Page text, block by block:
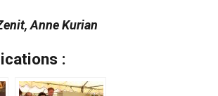
Anne Kurian
: